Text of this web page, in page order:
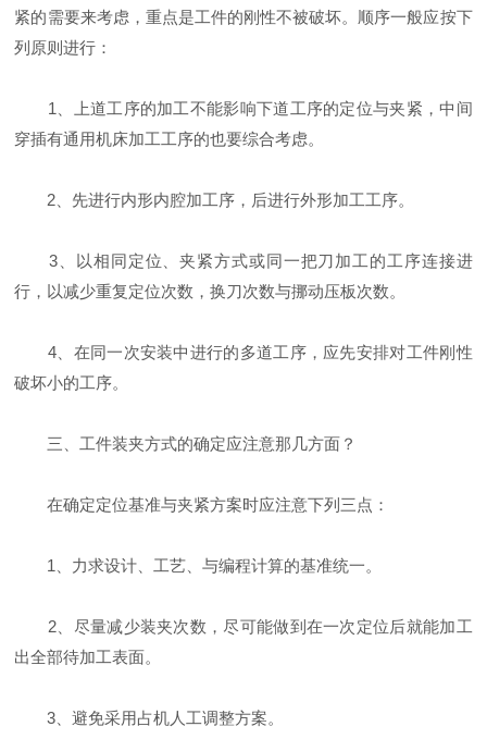
紧的需要来考虑，重点是工件的刚性不被破坏。顺序一般应按下
列原则进行：
1、上道工序的加工不能影响下道工序的定位与夹紧，中间
穿插有通用机床加工工序的也要综合考虑。
2、先进行内形内腔加工序，后进行外形加工工序。
3、以相同定位、夹紧方式或同一把刀加工的工序连接进
行，以减少重复定位次数，换刀次数与挪动压板次数。
4、在同一次安装中进行的多道工序，应先安排对工件刚性
破坏小的工序。
三、工件装夹方式的确定应注意那几方面？
在确定定位基准与夹紧方案时应注意下列三点：
1、力求设计、工艺、与编程计算的基准统一。
2、尽量减少装夹次数，尽可能做到在一次定位后就能加工
出全部待加工表面。
3、避免采用占机人工调整方案。